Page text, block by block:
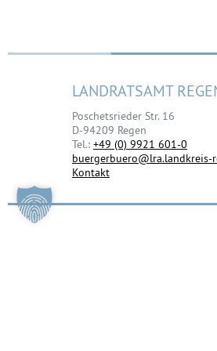
LANDRATSAMT
Poschetsrieder Str. 16
D-94209 Regen
Tel.: +49 (0) 9921 601-0
buergerbuero@lra.landkreis-
Kontakt